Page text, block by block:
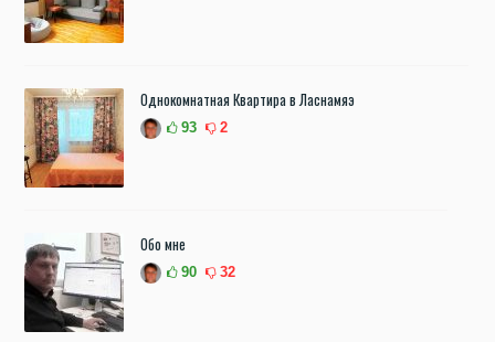
Однокомнатная Квартира в Ласнамяэ
93 2
Обо мне
90 32